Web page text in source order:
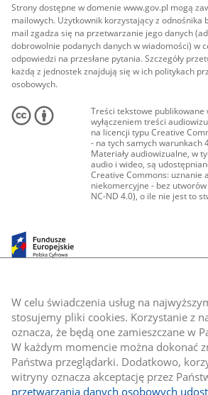
W celu świadczenia usług na
stosujemy pliki cookies. Korzystanie z
oznacza, że będą one zamieszczane w
W każdym momencie można dokonać
Państwa przeglądarki. Dodatkowo,
witryny oznacza akceptację przez
przetwarzania danych osobowych
Strony dostępne w domenie www.gov.pl mogą
mailowych. Użytkownik korzystający z odnośnika
mail zgadza się na przetwarzanie jego danych
dobrowolnie podanych danych w wiadomości) w
odpowiedzi na przesłane pytania. Szczegóły
każdą z jednostek znajdują się w ich politykach
osobowych.
Treści tekstowe publikowane
wyłączeniem treści
na licencji typu Creative
- na tych samych warunkach
Materiały audiowizualne, w
audio i wideo, są
Creative Commons: uznanie
niekomercyjne - bez utworów
NC-ND 4.0), o ile nie jest to